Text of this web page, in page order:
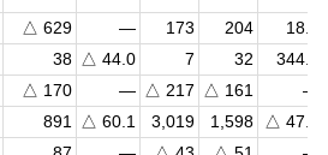
△ 629 — 173 204
18.3
38 △ 44.0 7 32
344.6
△ 170 — △ 217 △ 161
—
891 △ 60.1 3,019 1,598
△ 47.1